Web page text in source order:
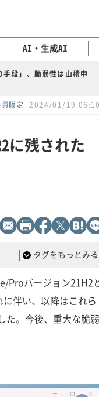
AI・生成AI
段」、脆弱性は山積中
限定 2024/01/19
に残された
| タグをもっとみる
Proバージョン21H2
伴い、以降はこれら
た。今後、重大な脆弱